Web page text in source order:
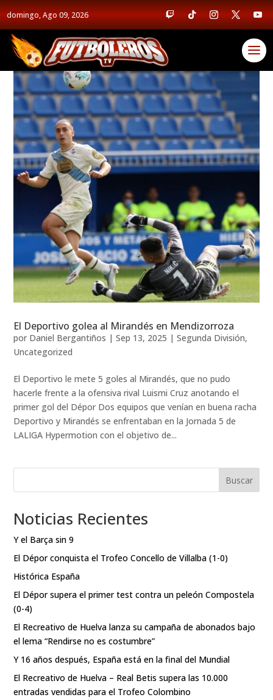
domingo, Ago 09, 2026
El Deportivo golea al Mirandés en Mendizorroza
por Daniel Bergantiños |Sep 13, 2025 |Segunda División,
Uncategorized
El Deportivo le mete 5 goles al Mirandés, que no pudo
hacerle frente a la ofensiva rival Luismi Cruz anotando el
primer gol del Dépor Dos equipos que venían en buena racha
Deportivo y Mirandés se enfrentaban en la Jornada 5 de
LALIGA Hypermotion con el objetivo de...
Buscar
Noticias Recientes
Y el Barça sin 9
El Dépor conquista el Trofeo Concello de Villalba (1-0)
Histórica España
El Dépor supera el primer test contra un peleón Compostela
(0-4)
El Recreativo de Huelva lanza su campaña de abonados bajo
el lema “Rendirse no es costumbre”
Y 16 años después, España está en la final del Mundial
El Recreativo de Huelva – Real Betis supera las 10.000
entradas vendidas para el Trofeo Colombino